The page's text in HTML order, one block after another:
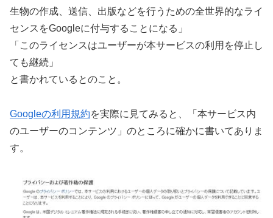
生物の作成、送信、出版などを行うための全世界的なライ
センスをGoogleに付与することになる」
「このライセンスはユーザーが本サービスの利用を停止し
ても継続」
と書かれているとのこと。
Googleの利用規約を実際に見てみると、「本サービス内
のユーザーのコンテンツ」のところに確かに書いてありま
す。